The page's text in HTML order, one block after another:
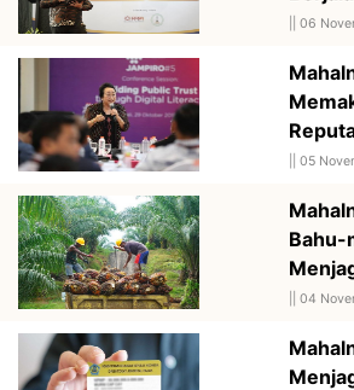
06
05
Bahu-
04